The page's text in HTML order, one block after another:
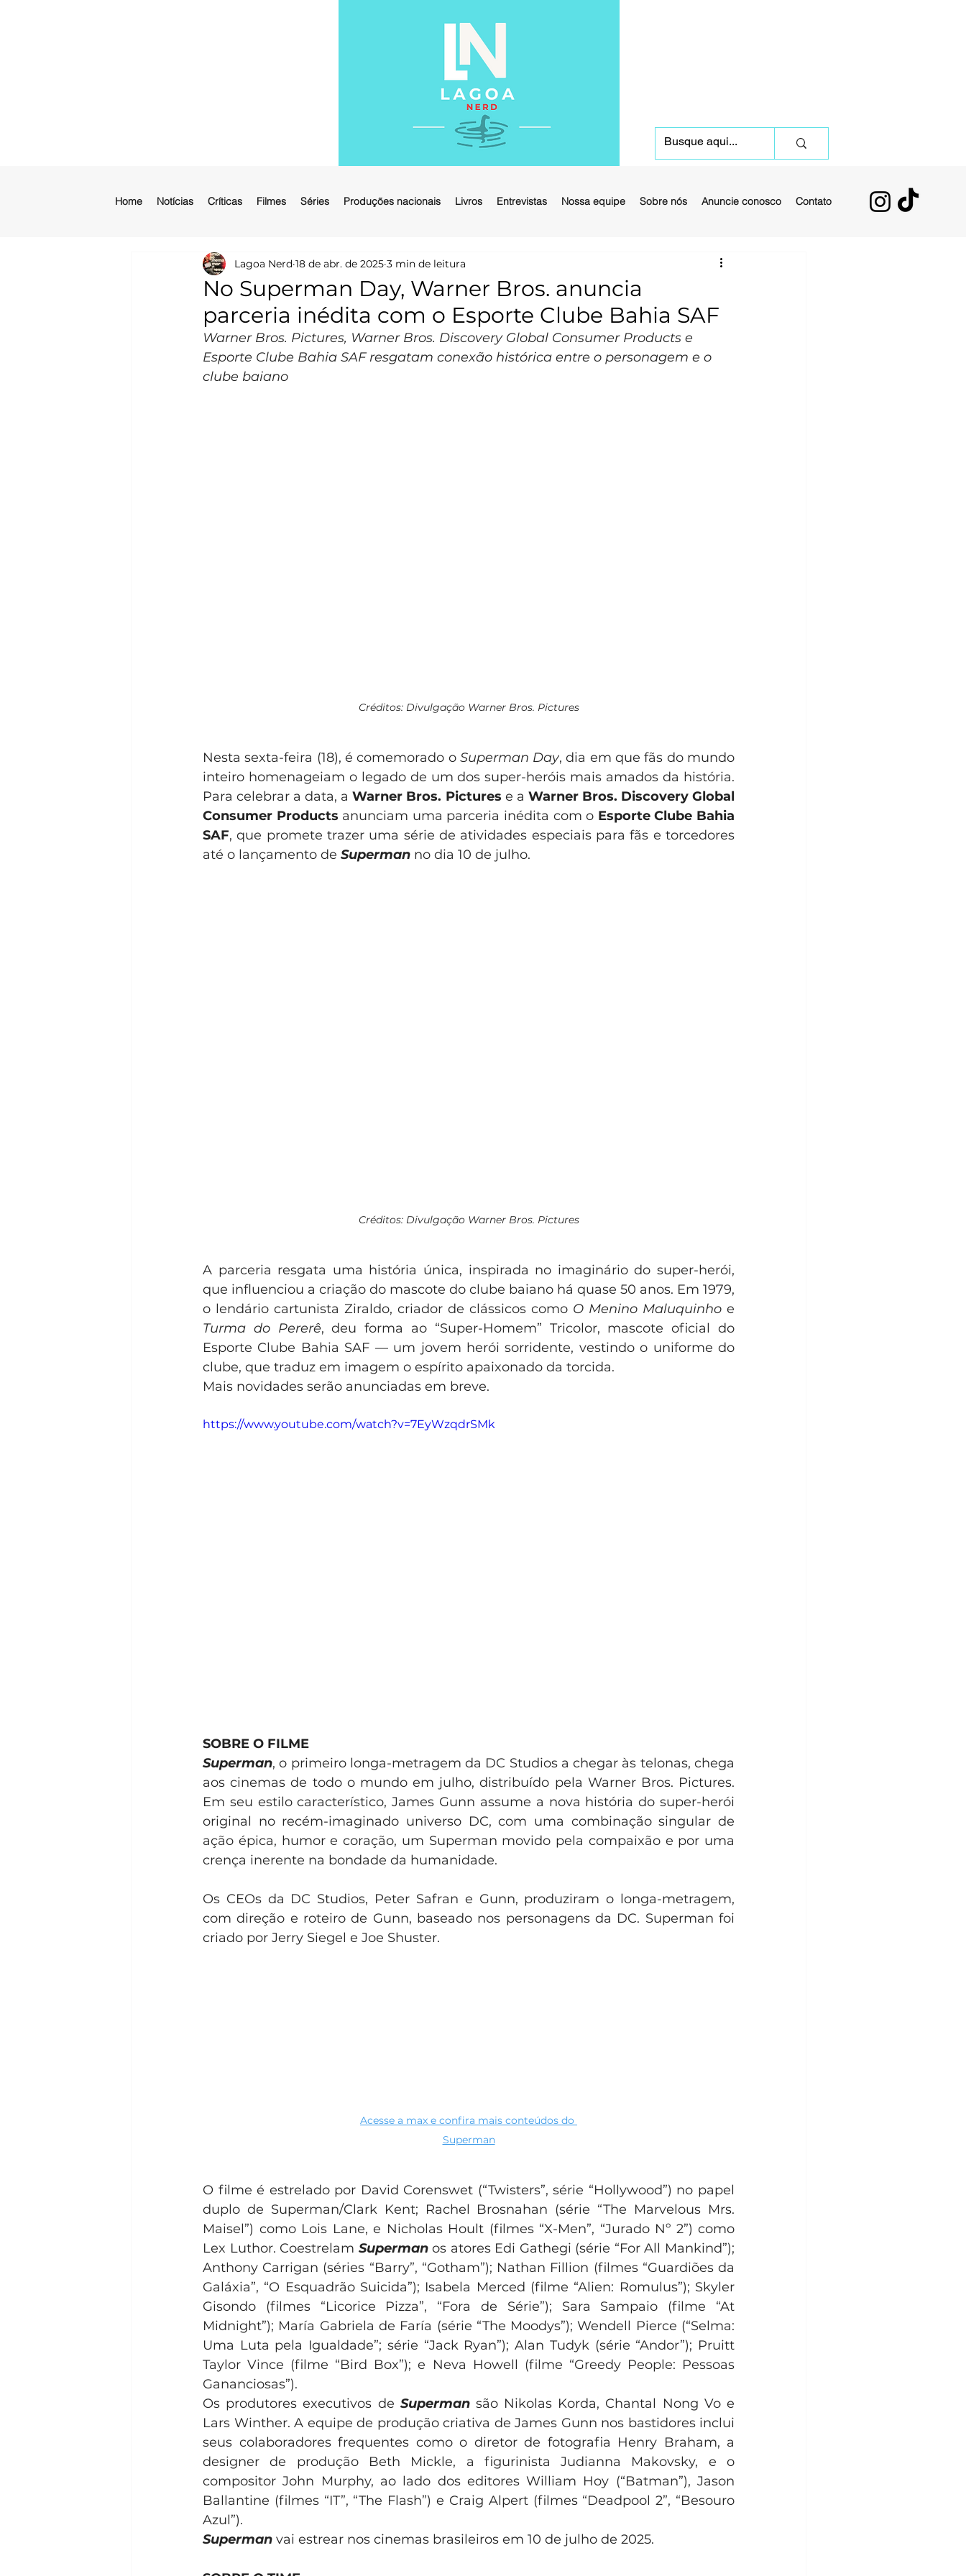
Home Notícias Críticas Filmes Séries Produções nacionais Livros Entrevistas Nossa equipe Sobre nós Anuncie conosco Contato
No Superman Day, Warner Bros. anuncia
parceria inédita com o Esporte Clube Bahia SAF
Lagoa Nerd 18 de abr. de 2025 3 min de leitura
Warner Bros. Pictures, Warner Bros. Discovery Global Consumer Products e
Esporte Clube Bahia SAF resgatam conexão histórica entre o personagem e o
clube baiano
Créditos: Divulgação Warner Bros. Pictures
Nesta sexta-feira (18), é comemorado o Superman Day, dia em que fãs do mundo
inteiro homenageiam o legado de um dos super-heróis mais amados da história.
Para celebrar a data, a Warner Bros. Pictures e a Warner Bros. Discovery Global
Consumer Products anunciam uma parceria inédita com o Esporte Clube Bahia
SAF, que promete trazer uma série de atividades especiais para fãs e torcedores
até o lançamento de Superman no dia 10 de julho.
Créditos: Divulgação Warner Bros. Pictures
A parceria resgata uma história única, inspirada no imaginário do super-herói,
que influenciou a criação do mascote do clube baiano há quase 50 anos. Em 1979,
o lendário cartunista Ziraldo, criador de clássicos como O Menino Maluquinho
Turma do Pererê, deu forma ao “Super-Homem” Tricolor, mascote oficial do
Esporte Clube Bahia SAF — um jovem herói sorridente, vestindo o uniforme do
clube, que traduz em imagem o espírito apaixonado da torcida.
Mais novidades serão anunciadas em breve.
https://www.youtube.com/watch?v=7EyWzqdrSMk
SOBRE O FILME
Superman, o primeiro longa-metragem da DC Studios a chegar às telonas, chega
aos cinemas de todo o mundo em julho, distribuído pela Warner Bros. Pictures.
Em seu estilo característico, James Gunn assume a nova história do super-herói
original no recém-imaginado universo DC, com uma combinação singular de
ação épica, humor e coração, um Superman movido pela compaixão e por uma
crença inerente na bondade da humanidade.
Os CEOs da DC Studios, Peter Safran e Gunn, produziram o longa-metragem,
com direção e roteiro de Gunn, baseado nos personagens da DC. Superman foi
criado por Jerry Siegel e Joe Shuster.
Acesse a max e confira mais conteúdos do
Superman
O filme é estrelado por David Corenswet (“Twisters”, série “Hollywood”) no papel
duplo de Superman/Clark Kent; Rachel Brosnahan (série “The Marvelous Mrs.
Maisel”) como Lois Lane, e Nicholas Hoult (filmes “X-Men”, “Jurado Nº 2”) como
Lex Luthor. Coestrelam Superman os atores Edi Gathegi (série “For All Mankind”);
Anthony Carrigan (séries “Barry”, “Gotham”); Nathan Fillion (filmes “Guardiões da
Galáxia”, “O Esquadrão Suicida”); Isabela Merced (filme “Alien: Romulus”); Skyler
Gisondo (filmes “Licorice Pizza”, “Fora de Série”); Sara Sampaio (filme “At
Midnight”); María Gabriela de Faría (série “The Moodys”); Wendell Pierce (“Selma:
Uma Luta pela Igualdade”; série “Jack Ryan”); Alan Tudyk (série “Andor”); Pruitt
Taylor Vince (filme “Bird Box”); e Neva Howell (filme “Greedy People: Pessoas
Gananciosas”).
Os produtores executivos de Superman são Nikolas Korda, Chantal Nong Vo e
Lars Winther. A equipe de produção criativa de James Gunn nos bastidores inclui
seus colaboradores frequentes como o diretor de fotografia Henry Braham, a
designer de produção Beth Mickle, a figurinista Judianna Makovsky, e o
compositor John Murphy, ao lado dos editores William Hoy (“Batman”), Jason
Ballantine (filmes “IT”, “The Flash”) e Craig Alpert (filmes “Deadpool 2”, “Besouro
Azul”).
Superman vai estrear nos cinemas brasileiros em 10 de julho de 2025.